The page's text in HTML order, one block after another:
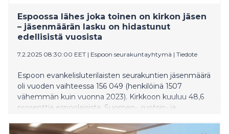
Espoossa lähes joka toinen on kirkon jäsen
– jäsenmäärän lasku on hidastunut
edellisistä vuosista
7.2.2025 08:30:00 EET | Espoon seurakuntayhtymä | Tiedote
Espoon evankelisluterilaisten seurakuntien jäsenmäärä
oli vuoden vaihteessa 156 049 (henkilöinä 1507
vähemmän kuin vuonna 2023). Kirkkoon kuuluu 48,6
prosenttia espoolaisista. Suomen-, ruotsin- ja
seurakuntien jäseniä. Muunkielistä espoolaisista